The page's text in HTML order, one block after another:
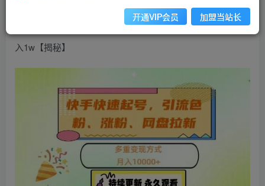
快手快速起号，引流s粉、涨粉、网盘拉新多重变现方式，月
入1w【揭秘】
开通VIP会员 加盟当站长